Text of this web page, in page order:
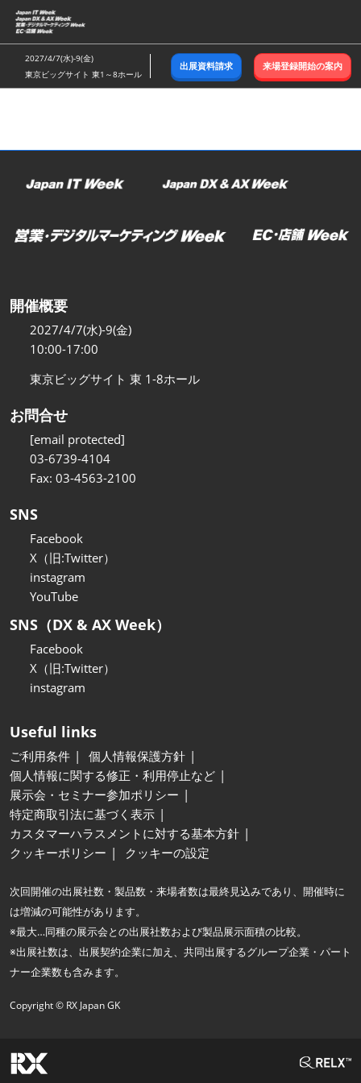
ス
キ
ッ
し
む
2027/4/7(水)-9(金)
東京ビッグサイト 東1～8ホール
出展資料請求 来場登録開始の案内
開催概要
2027/4/7(水)-9(金)
10:00-17:00
東京ビッグサイト 東 1-8ホール
お問合せ
[email protected]
03-6739-4104
Fax: 03-4563-2100
SNS
Facebook
X（旧:Twitter）
instagram
YouTube
SNS（DX & AX Week）
Facebook
X（旧:Twitter）
instagram
Useful links
ご利用条件
個人情報保護方針
個人情報に関する修正・利用停止など
展示会・セミナー参加ポリシー
特定商取引法に基づく表示
カスタマーハラスメントに対する基本方針
クッキーポリシー
クッキーの設定
次回開催の出展社数・製品数・来場者数は最終見込みであり、開催時に
は増減の可能性があります。
※最大…同種の展示会との出展社数および製品展示面積の比較。
※出展社数は、出展契約企業に加え、共同出展するグループ企業・パート
ナー企業数も含みます。
Copyright © RX Japan GK